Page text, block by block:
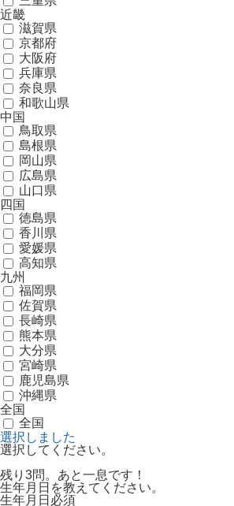
近畿
滋賀県
京都府
大阪府
兵庫県
奈良県
和歌山県
中国
鳥取県
島根県
岡山県
広島県
山口県
四国
徳島県
香川県
愛媛県
高知県
九州
福岡県
佐賀県
長崎県
熊本県
大分県
宮崎県
鹿児島県
沖縄県
全国
全国
選択しました
選択してください。
残り3問。あと一息です！
生年月日を教えてください。
生年月日 必須